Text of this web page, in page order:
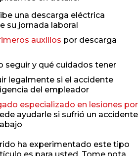
una descarga eléctrica
su jornada laboral
auxilios por descarga
seguir y qué cuidados tener
legalmente si el accidente
del empleador
especializado en lesiones por
ayudarle si sufrió un accidente
ha experimentado este tipo
es para usted. Tome nota,